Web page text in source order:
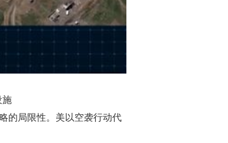
施
的局限性。美以空袭行动代